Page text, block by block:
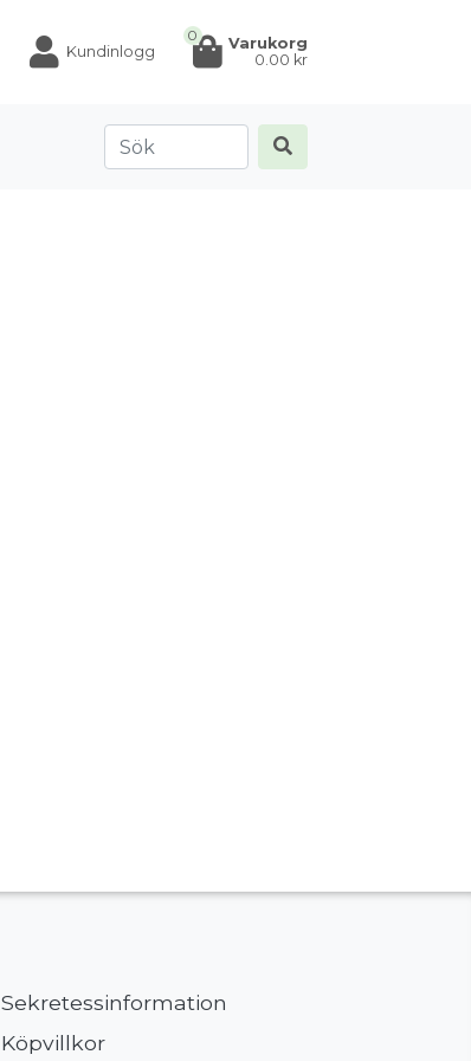
Kundinlogg
0
Varukorg
0.00 kr
Sekretessinformation
Köpvillkor